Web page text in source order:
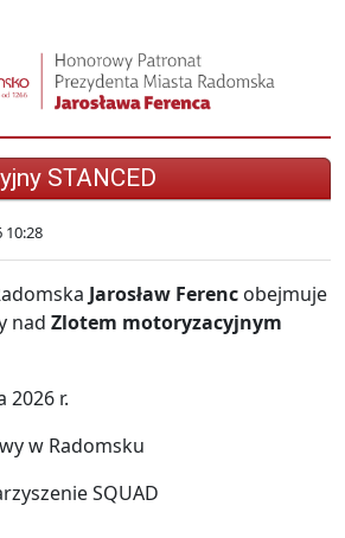
STANCED
10:28
Jarosław Ferenc obejmuje
nad Zlotem motoryzacyjnym
2026 r.
w Radomsku
SQUAD